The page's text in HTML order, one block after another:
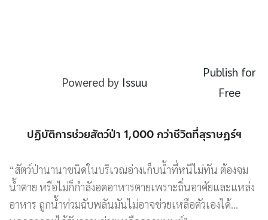
Powered by Issuu
Publish for
Free
ปฏิบัติการช่วยสัตว์ป่า 1,000 กว่าชีวิตที่สุราษฎร์ฯ
“สัตว์ป่านานาชนิดในบริเวณอ่างเก็บน้ำที่หนีไม่ทัน ต้องจม
น้ำตาย หรือไม่ก็กำลังอดอาหารตายเพราะถิ่นอาศัยและแหล่ง
อาหาร ถูกน้ำท่วมฉับพลันมันไม่อาจช่วยเหลือตัวเองได้…